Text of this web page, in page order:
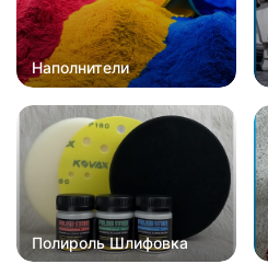
Наполнители
Полироль Шлифовка